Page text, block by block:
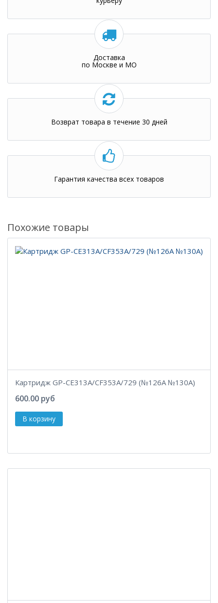
Доставка
по Москве и МО
Возврат товара в течение 30 дней
Гарантия качества всех товаров
Похожие товары
Картридж GP-CE313A/CF353A/729 (№126A №130A)
600.00 руб